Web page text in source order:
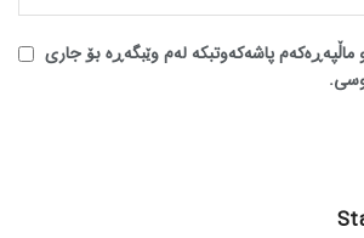
ماڵپەڕەکەم پاشەکەوتبکە لەم وێبگەڕە بۆ جاری